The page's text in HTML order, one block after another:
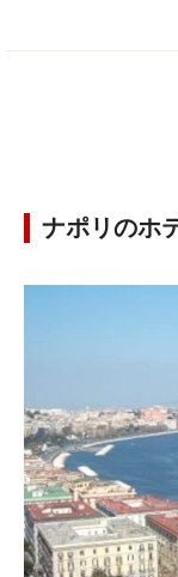
ナポリのホ